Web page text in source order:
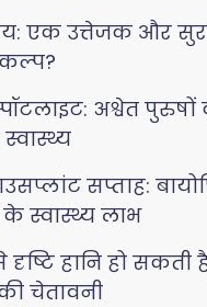
एक उत्तेजक और
अश्वेत पुरुषों
सप्ताह:
स्वास्थ्य लाभ
दृष्टि हानि हो सकती
चेतावनी